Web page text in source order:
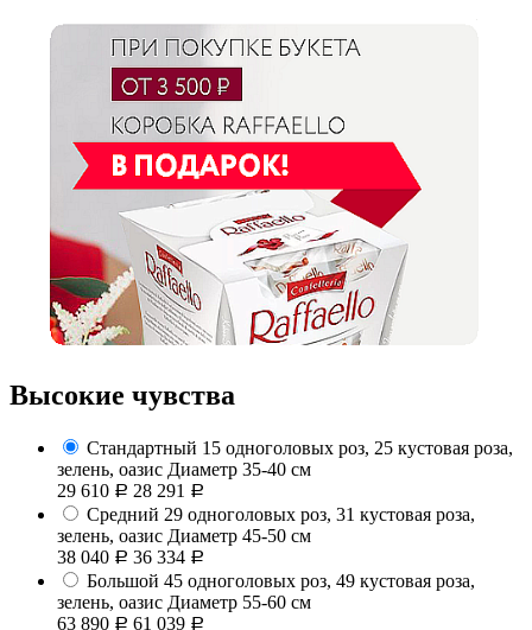
Высокие чувства
Стандартный 15 одноголовых роз, 25 кустовая роза,
зелень, оазис Диаметр 35-40 см
29 610 Р 28 291 Р
Средний 29 одноголовых роз, 31 кустовая роза,
зелень, оазис Диаметр 45-50 см
38 040 Р 36 334 Р
Большой 45 одноголовых роз, 49 кустовая роза,
зелень, оазис Диаметр 55-60 см
63 890 Р 61 039 Р